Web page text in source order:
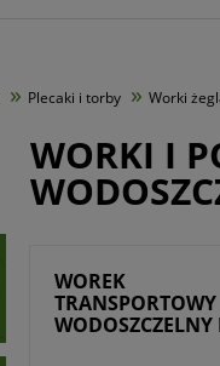
» Plecaki i torby » Worki
WORKI I
WOREK
TRANSPORTOWY
WODOSZCZELNY